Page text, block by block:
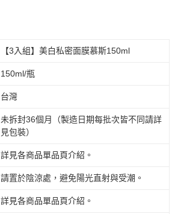
【3入組】美白私密面膜慕斯150ml
150ml/瓶
台灣
未拆封36個月（製造日期每批次皆不同請詳
見包裝）
詳見各商品單品頁介紹。
請置於陰涼處，避免陽光直射與受潮。
詳見各商品單品頁介紹。